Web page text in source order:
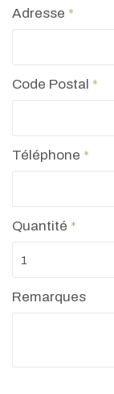
Adresse *
Code Postal *
Téléphone *
Quantité *
Remarques